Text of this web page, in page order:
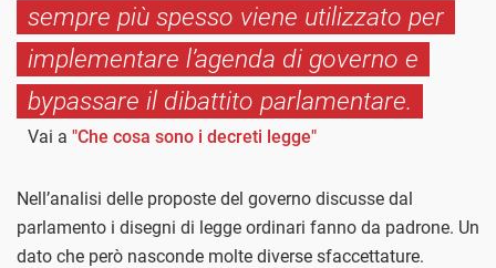
sempre più spesso viene utilizzato per
implementare l’agenda di governo e
bypassare il dibattito parlamentare.
Vai a "Che cosa sono i decreti legge"
Nell’analisi delle proposte del governo discusse dal
parlamento i disegni di legge ordinari fanno da padrone. Un
dato che però nasconde molte diverse sfaccettature.